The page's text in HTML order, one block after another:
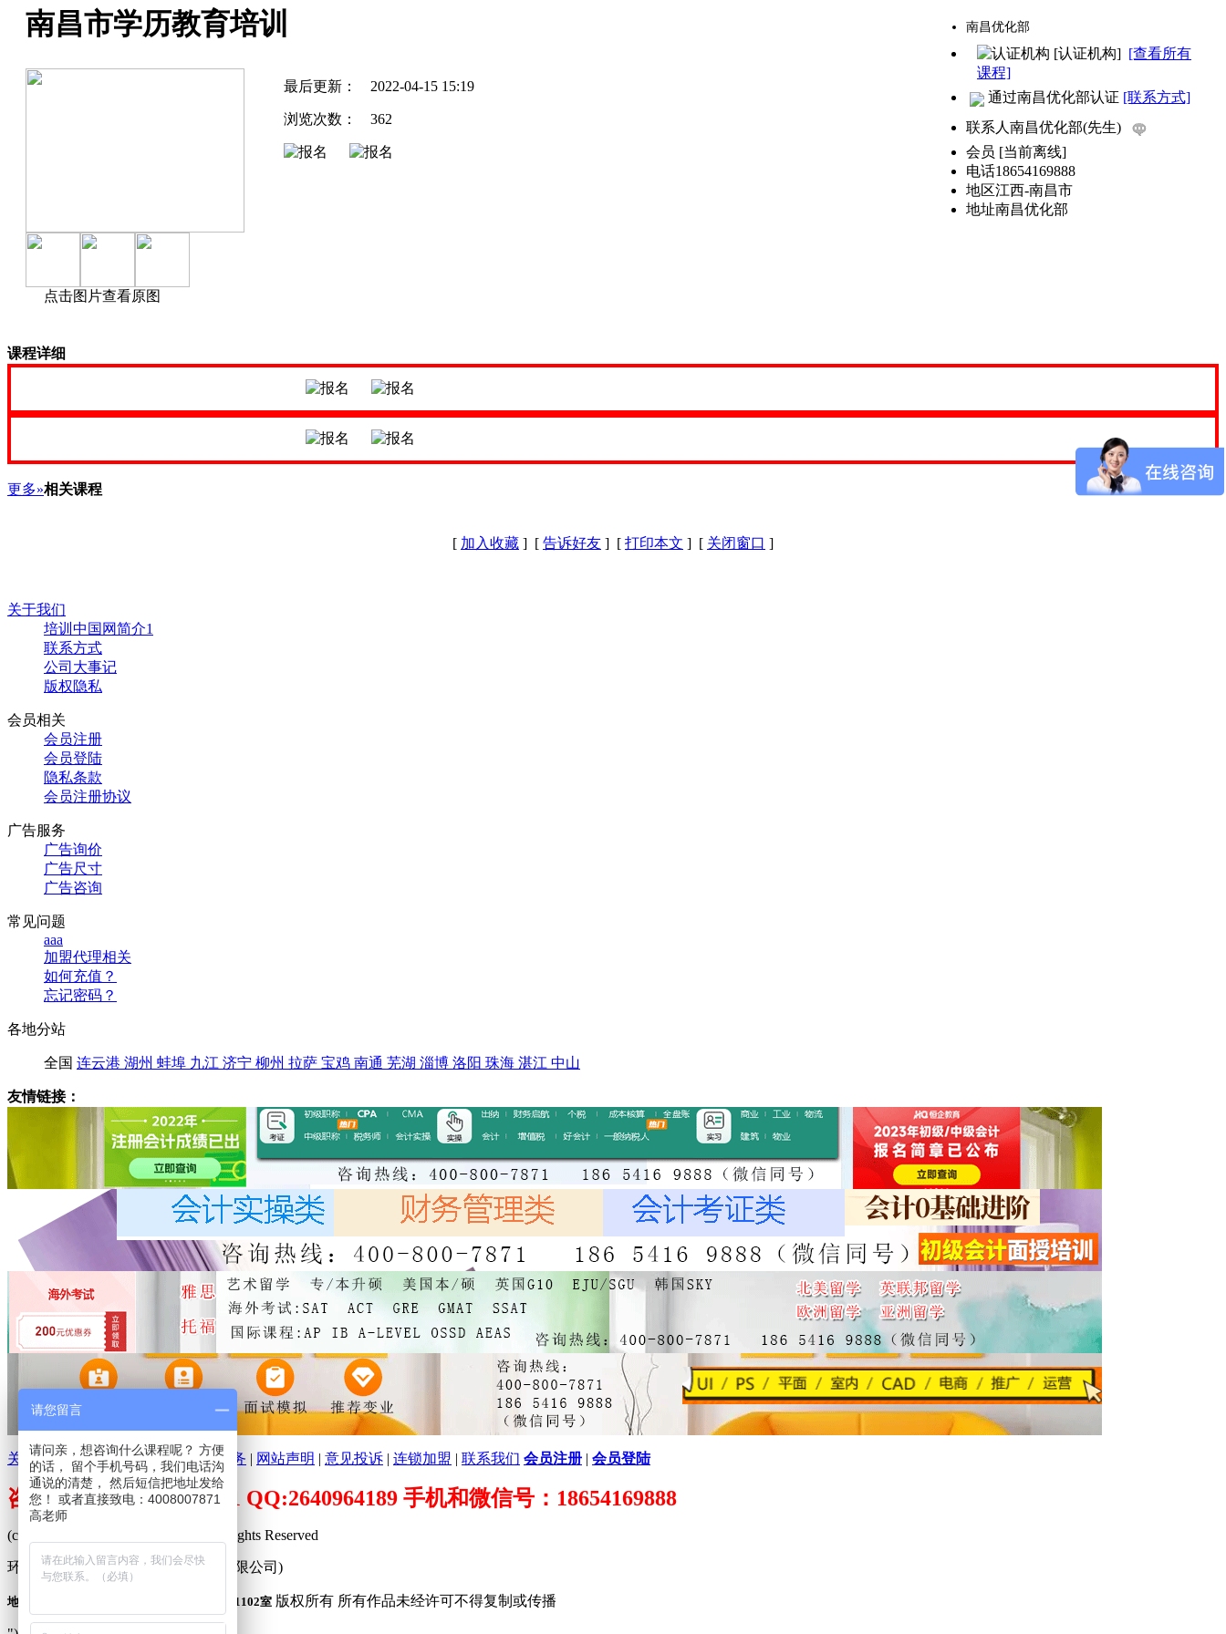
南昌市学历教育培训
点击图片查看原图
最后更新： 2022-04-15 15:19
浏览次数： 362
南昌优化部
[认证机构] [查看所有
课程]
通过南昌优化部认证 [联系方式]
联系人 南昌优化部(先生)
会员 [当前离线]
电话18654169888
地区江西-南昌市
地址南昌优化部
课程详细
更多»相关课程
[ 加入收藏 ] [ 告诉好友 ] [ 打印本文 ] [ 关闭窗口 ]
关于我们
培训中国网简介1
联系方式
公司大事记
版权隐私
会员相关
会员注册
会员登陆
隐私条款
会员注册协议
广告服务
广告询价
广告尺寸
广告咨询
常见问题
aaa
加盟代理相关
如何充值？
忘记密码？
各地分站
全国 连云港 湖州 蚌埠 九江 济宁 柳州 拉萨 宝鸡 南通 芜湖 淄博 洛阳 珠海 湛江 中山
友情链接：
关于环球培训网|分支机构|广告服务 | 网站声明 | 意见投诉 | 连锁加盟 | 联系我们 会员注册 | 会员登陆
咨询电话：400-800-7871 QQ:2640964189 手机和微信号：18654169888
(c)2009-2026 www.peixuncn.net All Rights Reserved
环球培训网™ (合肥寰品信息科技有限公司)
地址：合肥市庐阳区固镇路3388号旭辉中心1102室 版权所有 所有作品未经许可不得复制或传播
请您留言
请问亲，想咨询什么课程呢？ 方便
的话， 留个手机号码，我们电话沟
通说的清楚， 然后短信把地址发给
您！ 或者直接致电：4008007871
高老师